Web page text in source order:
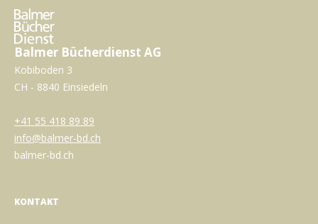
Balmer Bücherdienst AG
Kobiboden 3
CH - 8840 Einsiedeln
+41 55 418 89 89
info@balmer-bd.ch
balmer-bd.ch
KONTAKT